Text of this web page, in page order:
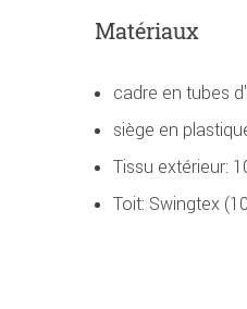
Matériaux
cadre en tubes
siège en
Tissu extérieur:
Toit: Swingtex